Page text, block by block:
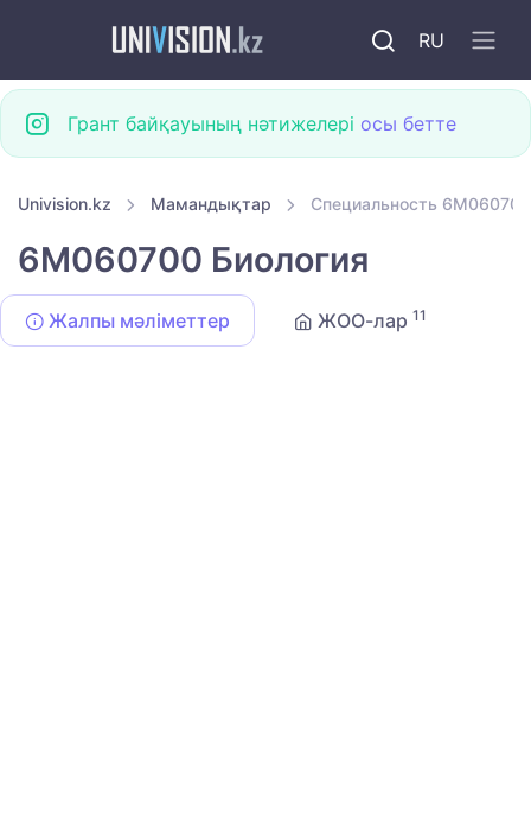
RU
Грант байқауының нәтижелері осы бетте
Univision.kz Мамандықтар Специальность
6M060700 Биология
Жалпы мәліметтер ЖОО-лар 11